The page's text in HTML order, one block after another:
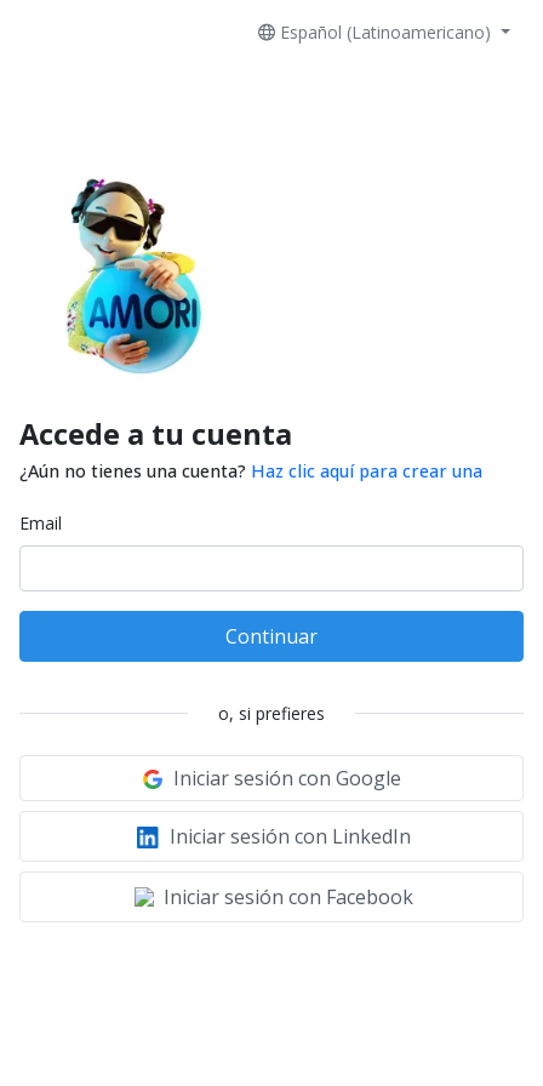
Español (Latinoamericano)
Accede a tu cuenta
¿Aún no tienes una cuenta? Haz clic aquí para crear una
Email
Continuar
o, si prefieres
Iniciar sesión con Google
Iniciar sesión con LinkedIn
Iniciar sesión con Facebook